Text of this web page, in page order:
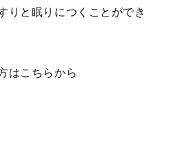
りと眠りにつくことができ
はこちらから